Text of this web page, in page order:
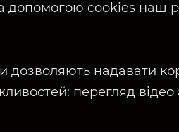
допомогою cookies наш
дозволяють надавати
перегляд відео